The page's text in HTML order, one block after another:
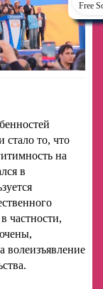
Free
стало то, что
на
в
частности,
волеизъявление